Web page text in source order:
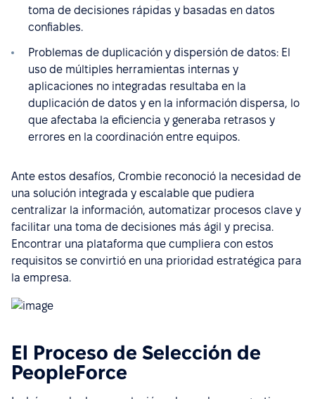
toma de decisiones rápidas y basadas en datos
confiables.
Problemas de duplicación y dispersión de datos: El
uso de múltiples herramientas internas y
aplicaciones no integradas resultaba en la
duplicación de datos y en la información dispersa, lo
que afectaba la eficiencia y generaba retrasos y
errores en la coordinación entre equipos.
Ante estos desafíos, Crombie reconoció la necesidad de
una solución integrada y escalable que pudiera
centralizar la información, automatizar procesos clave y
facilitar una toma de decisiones más ágil y precisa.
Encontrar una plataforma que cumpliera con estos
requisitos se convirtió en una prioridad estratégica para
la empresa.
El Proceso de Selección de
PeopleForce